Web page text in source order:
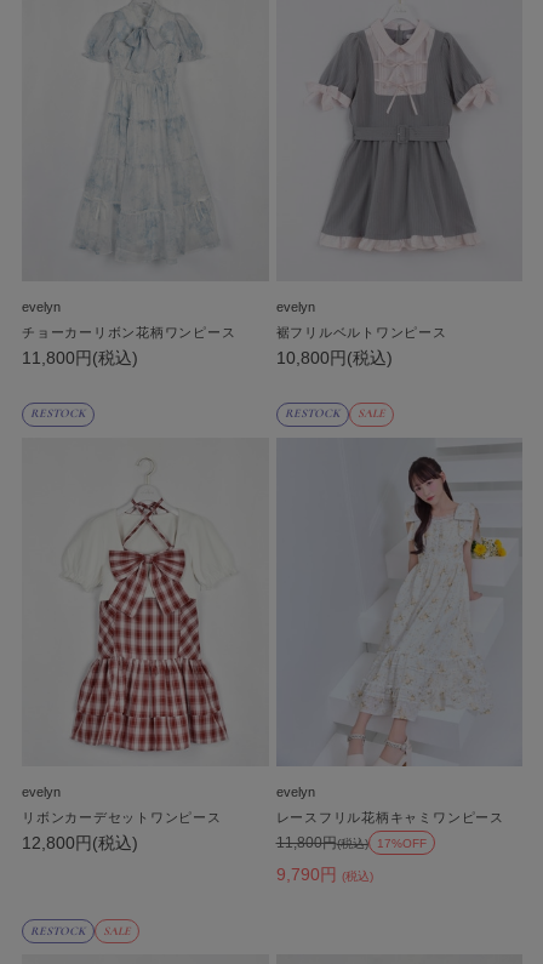
evelyn
チョーカーリボン花柄ワンピース
11,800円(税込)
evelyn
裾フリルベルトワンピース
10,800円(税込)
RESTOCK
evelyn
リボンカーデセットワンピース
12,800円(税込)
RESTOCK SALE
evelyn
レースフリル花柄キャミワンピース
9,790円 (税込)
11,800円(税込) 17%OFF
RESTOCK SALE